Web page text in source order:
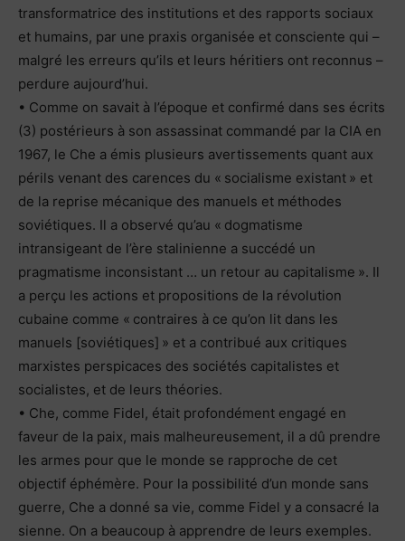
transformatrice des institutions et des rapports sociaux
et humains, par une praxis organisée et consciente qui –
malgré les erreurs qu’ils et leurs héritiers ont reconnus –
perdure aujourd’hui.
• Comme on savait à l’époque et confirmé dans ses écrits
(3) postérieurs à son assassinat commandé par la CIA en
1967, le Che a émis plusieurs avertissements quant aux
périls venant des carences du « socialisme existant » et
de la reprise mécanique des manuels et méthodes
soviétiques. Il a observé qu’au « dogmatisme
intransigeant de l’ère stalinienne a succédé un
pragmatisme inconsistant … un retour au capitalisme ». Il
a perçu les actions et propositions de la révolution
cubaine comme « contraires à ce qu’on lit dans les
manuels [soviétiques] » et a contribué aux critiques
marxistes perspicaces des sociétés capitalistes et
socialistes, et de leurs théories.
• Che, comme Fidel, était profondément engagé en
faveur de la paix, mais malheureusement, il a dû prendre
les armes pour que le monde se rapproche de cet
objectif éphémère. Pour la possibilité d’un monde sans
guerre, Che a donné sa vie, comme Fidel y a consacré la
sienne. On a beaucoup à apprendre de leurs exemples.